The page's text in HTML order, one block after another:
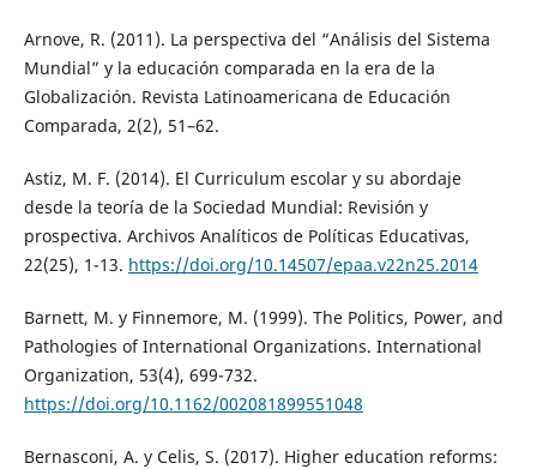
Arnove, R. (2011). La perspectiva del “Análisis del Sistema
Mundial” y la educación comparada en la era de la
Globalización. Revista Latinoamericana de Educación
Comparada, 2(2), 51–62.
Astiz, M. F. (2014). El Curriculum escolar y su abordaje
desde la teoría de la Sociedad Mundial: Revisión y
prospectiva. Archivos Analíticos de Políticas Educativas,
22(25), 1-13. https://doi.org/10.14507/epaa.v22n25.2014
Barnett, M. y Finnemore, M. (1999). The Politics, Power, and
Pathologies of International Organizations. International
Organization, 53(4), 699-732.
https://doi.org/10.1162/002081899551048
Bernasconi, A. y Celis, S. (2017). Higher education reforms: